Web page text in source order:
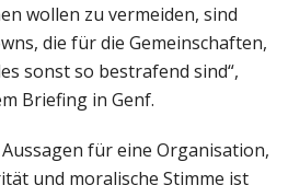
wollen zu vermeiden, sind
die für die Gemeinschaften,
sonst so bestrafend sind“,
Briefing in Genf.
für eine Organisation,
und moralische Stimme ist